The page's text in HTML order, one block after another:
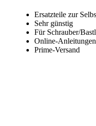
Ersatzteile zur
Sehr günstig
Für Schrauber/
Online-Anleitungen
Prime-Versand